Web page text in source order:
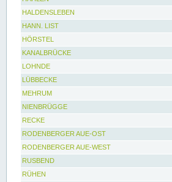
HALDENSLEBEN
HANN. LIST
HÖRSTEL
KANALBRÜCKE
LOHNDE
LÜBBECKE
MEHRUM
NIENBRÜGGE
RECKE
RODENBERGER AUE-OST
RODENBERGER AUE-WEST
RUSBEND
RÜHEN